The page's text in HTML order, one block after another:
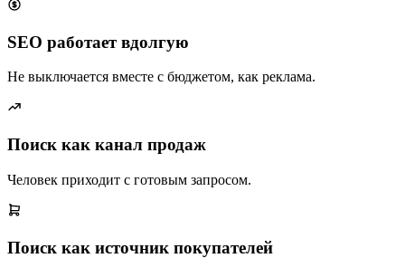
SEO работает вдолгую
Не выключается вместе с бюджетом, как реклама.
Поиск как канал продаж
Человек приходит с готовым запросом.
Поиск как источник покупателей